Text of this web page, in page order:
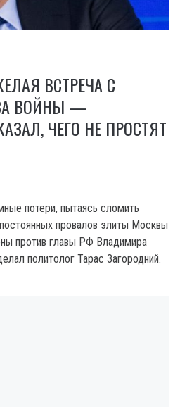
ВСТРЕЧА С
ВОЙНЫ —
ЧЕГО НЕ ПРОСТЯТ
потери, пытаясь сломить
провалов элиты Москвы
против главы РФ Владимира
политолог Тарас Загородний.